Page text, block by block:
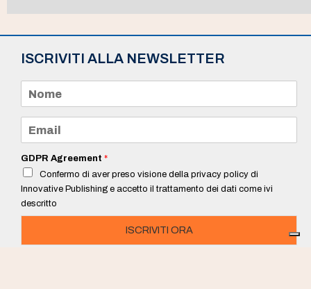
ISCRIVITI ALLA NEWSLETTER
m
e
a
i
*
GDPR Agreement *
Confermo di aver preso visione della privacy policy di
Innovative Publishing e accetto il trattamento dei dati come ivi
descritto
ISCRIVITI ORA